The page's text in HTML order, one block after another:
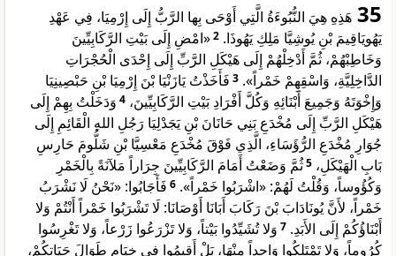
35 هَذِهِ هِيَ النُّبُوءَةُ الَّتِي أَوْحَى بِها الرَّبُّ إِلَى إِرْمِيَا، فِي عَهْدِ
يَهُويَاقِيمَ بْنِ يُوشِيَّا مَلِكِ يَهُوذَا. 2«امْضِ إِلَى بَيْتِ الرَّكَابِيِّينَ
وَخَاطِبْهُمْ، ثُمَّ أَدْخِلْهُمْ إِلَى هَيْكَلِ الرَّبِّ إِلَى إِحْدَى الْحُجْرَاتِ
الدَّاخِلِيَّةِ، وَاسْقِهِمْ خَمْراً». 3 فَأَخَذْتُ يَازَنْيَا بْنَ إِرْمِيَا بْنِ حَبْصِينِيَا
وَإِخْوَتَهُ وَجَمِيعَ أَبْنَائِهِ وَكُلَّ أَفْرَادِ بَيْتِ الرَّكَابِيِّينَ، 4 وَدَخَلْتُ بِهِمْ إِلَى
هَيْكَلِ الرَّبِّ إِلَى مُخْدَعِ بَنِي حَانَانَ بْنِ يَجَدْلِيَا رَجُلِ اللهِ الْقَائِمِ إِلَى
جُوَارِ مُخْدَعِ الرُّؤَسَاءِ، الَّذِي فَوْقَ مُخْدَعِ مَعْسِيَّا بْنِ شَلُّومَ حَارِسِ
بَابِ الْهَيْكَلِ، 5ثُمَّ وَضَعْتُ أَمَامَ الرَّكَابِيِّينَ جِرَاراً مَلآنَةً بِالْخَمْرِ
وَكُؤُوساً، وَقُلْتُ لَهُمْ: «اشْرَبُوا خَمْراً». 6 فَأَجَابُوا: «نَحْنُ لَا نَشْرَبُ
خَمْراً، لأَنَّ يُونَادَابَ بْنَ رَكَابَ أَبَانَا أَوْصَانَا: لَا تَشْرَبُوا خَمْراً أَنْتُمْ وَلا
أَبْنَاؤُكُمْ إِلَى الأَبَدِ. 7 وَلا تُشَيِّدُوا بَيْتاً، وَلا تَزْرَعُوا زَرْعاً، وَلا تَغْرِسُوا
كُرُوماً، وَلا تَمْتَلِكُوا وَاحِداً مِنْهَا، بَلْ أَقِيمُوا فِي خِيَامٍ طَوَالَ حَيَاتِكُمْ،